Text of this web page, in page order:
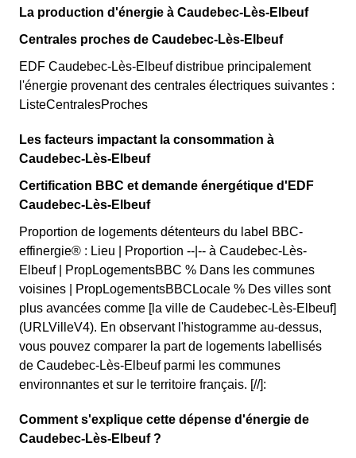
La production d'énergie à Caudebec-Lès-Elbeuf
Centrales proches de Caudebec-Lès-Elbeuf
EDF Caudebec-Lès-Elbeuf distribue principalement
l'énergie provenant des centrales électriques suivantes :
ListeCentralesProches
Les facteurs impactant la consommation à
Caudebec-Lès-Elbeuf
Certification BBC et demande énergétique d'EDF
Caudebec-Lès-Elbeuf
Proportion de logements détenteurs du label BBC-
effinergie® : Lieu | Proportion --|-- à Caudebec-Lès-
Elbeuf | PropLogementsBBC % Dans les communes
voisines | PropLogementsBBCLocale % Des villes sont
plus avancées comme [la ville de Caudebec-Lès-Elbeuf]
(URLVilleV4). En observant l'histogramme au-dessus,
vous pouvez comparer la part de logements labellisés
de Caudebec-Lès-Elbeuf parmi les communes
environnantes et sur le territoire français. [//]:
Comment s'explique cette dépense d'énergie de
Caudebec-Lès-Elbeuf ?